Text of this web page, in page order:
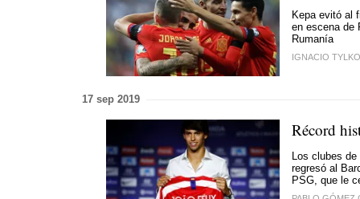
Kepa evitó al
en escena de
Rumanía
IGNACIO TYLKO
17 sep 2019
Récord
Los clubes
regresó al
PSG, que le